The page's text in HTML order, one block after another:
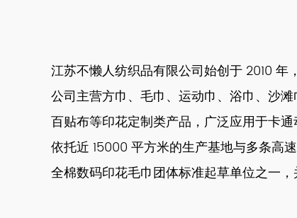
江苏不懒人纺织品有限公司始创于 2010 年
公司主营方巾、毛巾、运动巾、浴巾、沙
百贴布等印花定制类产品，广泛应用于卡
依托近 15000 平方米的生产基地与多条高
全棉数码印花毛巾团体标准起草单位之一，